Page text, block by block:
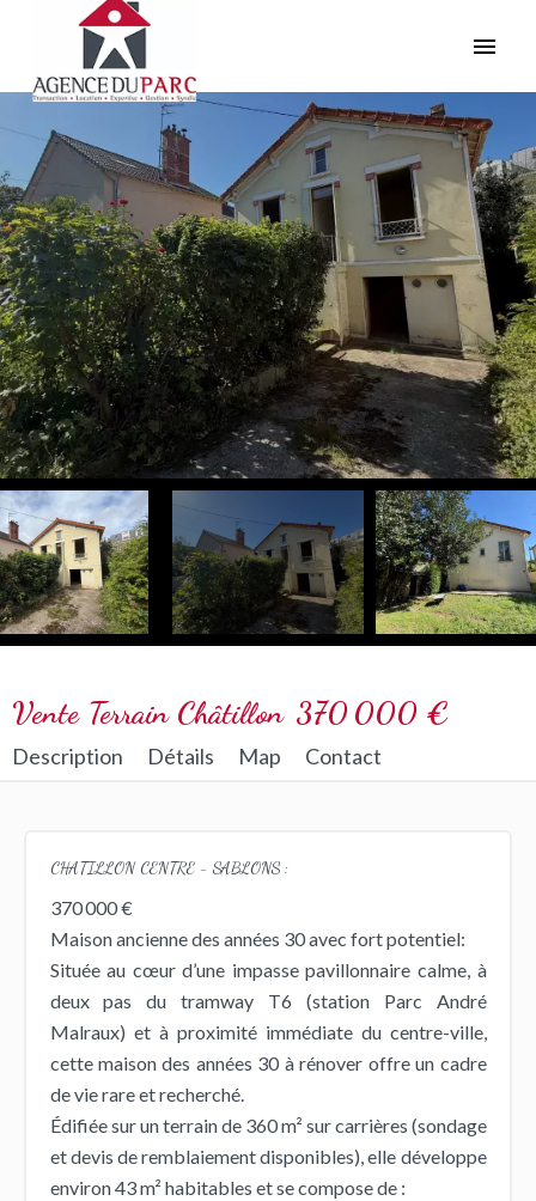
Vente Terrain Châtillon 370 000 €
Description Détails Map Contact
CHATILLON CENTRE - SABLONS :
370 000 €
Maison ancienne des années 30 avec fort potentiel:
Située au cœur d’une impasse pavillonnaire calme, à
deux pas du tramway T6 (station Parc André
Malraux) et à proximité immédiate du centre-ville,
cette maison des années 30 à rénover offre un cadre
de vie rare et recherché.
Édifiée sur un terrain de 360 m² sur carrières (sondage
et devis de remblaiement disponibles), elle développe
environ 43 m² habitables et se compose de :